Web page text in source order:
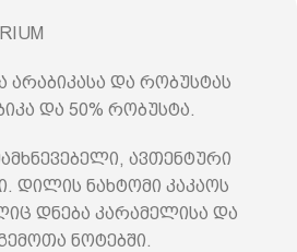
არაბიკასა და რობუსტას
და 50% რობუსტა.
ავთენტური
დილის ნახტომი კაკაოს
დნება კარამელისა და
ნოტებში.